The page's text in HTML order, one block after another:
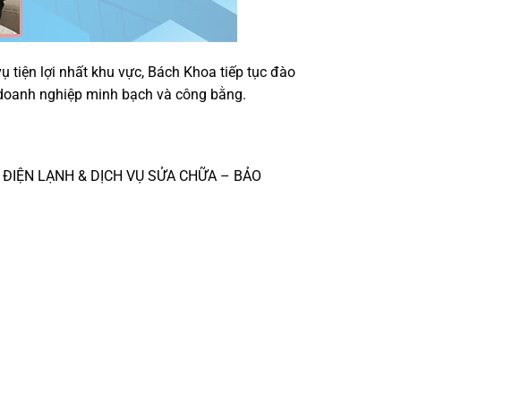
tiện lợi nhất khu vực, Bách Khoa tiếp tục đào
nghiệp minh bạch và công bằng.
LẠNH & DỊCH VỤ SỬA CHỮA – BẢO